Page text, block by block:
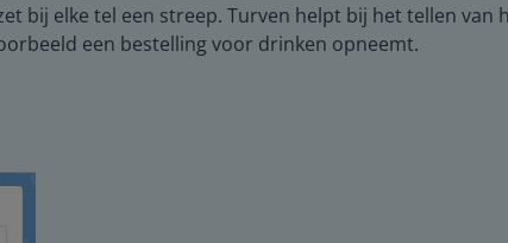
bij elke tel een streep. Turven helpt bij het tellen van
een bestelling voor drinken opneemt.